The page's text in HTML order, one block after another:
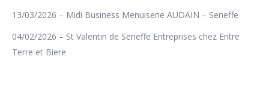
13/03/2026 – Midi Business Menuiserie AUDAIN – Seneffe
04/02/2026 – St Valentin de Seneffe Entreprises chez Entre
Terre et Biere